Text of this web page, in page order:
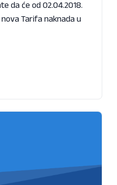
da će od 02.04.2018.
Tarifa naknada u